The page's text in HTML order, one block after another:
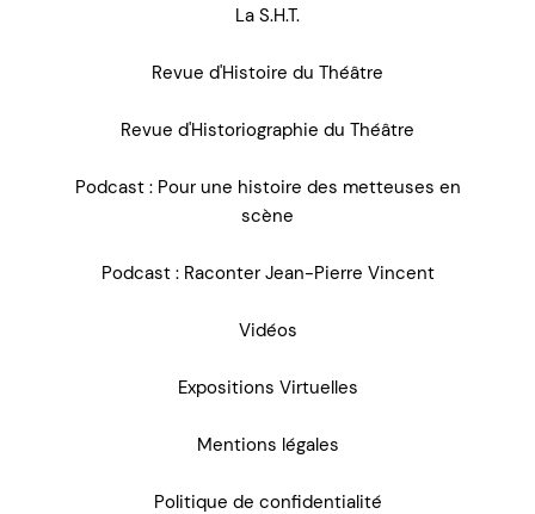
La S.H.T.
Revue d'Histoire du Théâtre
Revue d'Historiographie du Théâtre
Podcast : Pour une histoire des metteuses en
scène
Podcast : Raconter Jean-Pierre Vincent
Vidéos
Expositions Virtuelles
Mentions légales
Politique de confidentialité